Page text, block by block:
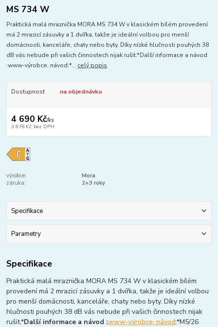
MS 734 W
Praktická malá mraznička MORA MS 734 W v klasickém bílém provedení
má 2 mrazicí zásuvky a 1 dvířka, takže je ideální volbou pro menší
domácnosti, kanceláře, chaty nebo byty. Díky nízké hlučnosti pouhých 38
dB vás nebude při vašich činnostech nijak rušit.*Další informace a návod
:www-výrobce, návod:*... celý popis
Dostupnost na objednávku
4 690 Kč/ks
3 876 Kč bez DPH
výrobce:
Mora
záruka:
2+3 roky
Specifikace
Parametry
Specifikace
Praktická malá mraznička MORA MS 734 W v klasickém bílém
provedení má 2 mrazicí zásuvky a 1 dvířka, takže je ideální volbou
pro menší domácnosti, kanceláře, chaty nebo byty. Díky nízké
hlučnosti pouhých 38 dB vás nebude při vašich činnostech nijak
rušit.*Další informace a návod :www-výrobce, návod:*M5/26